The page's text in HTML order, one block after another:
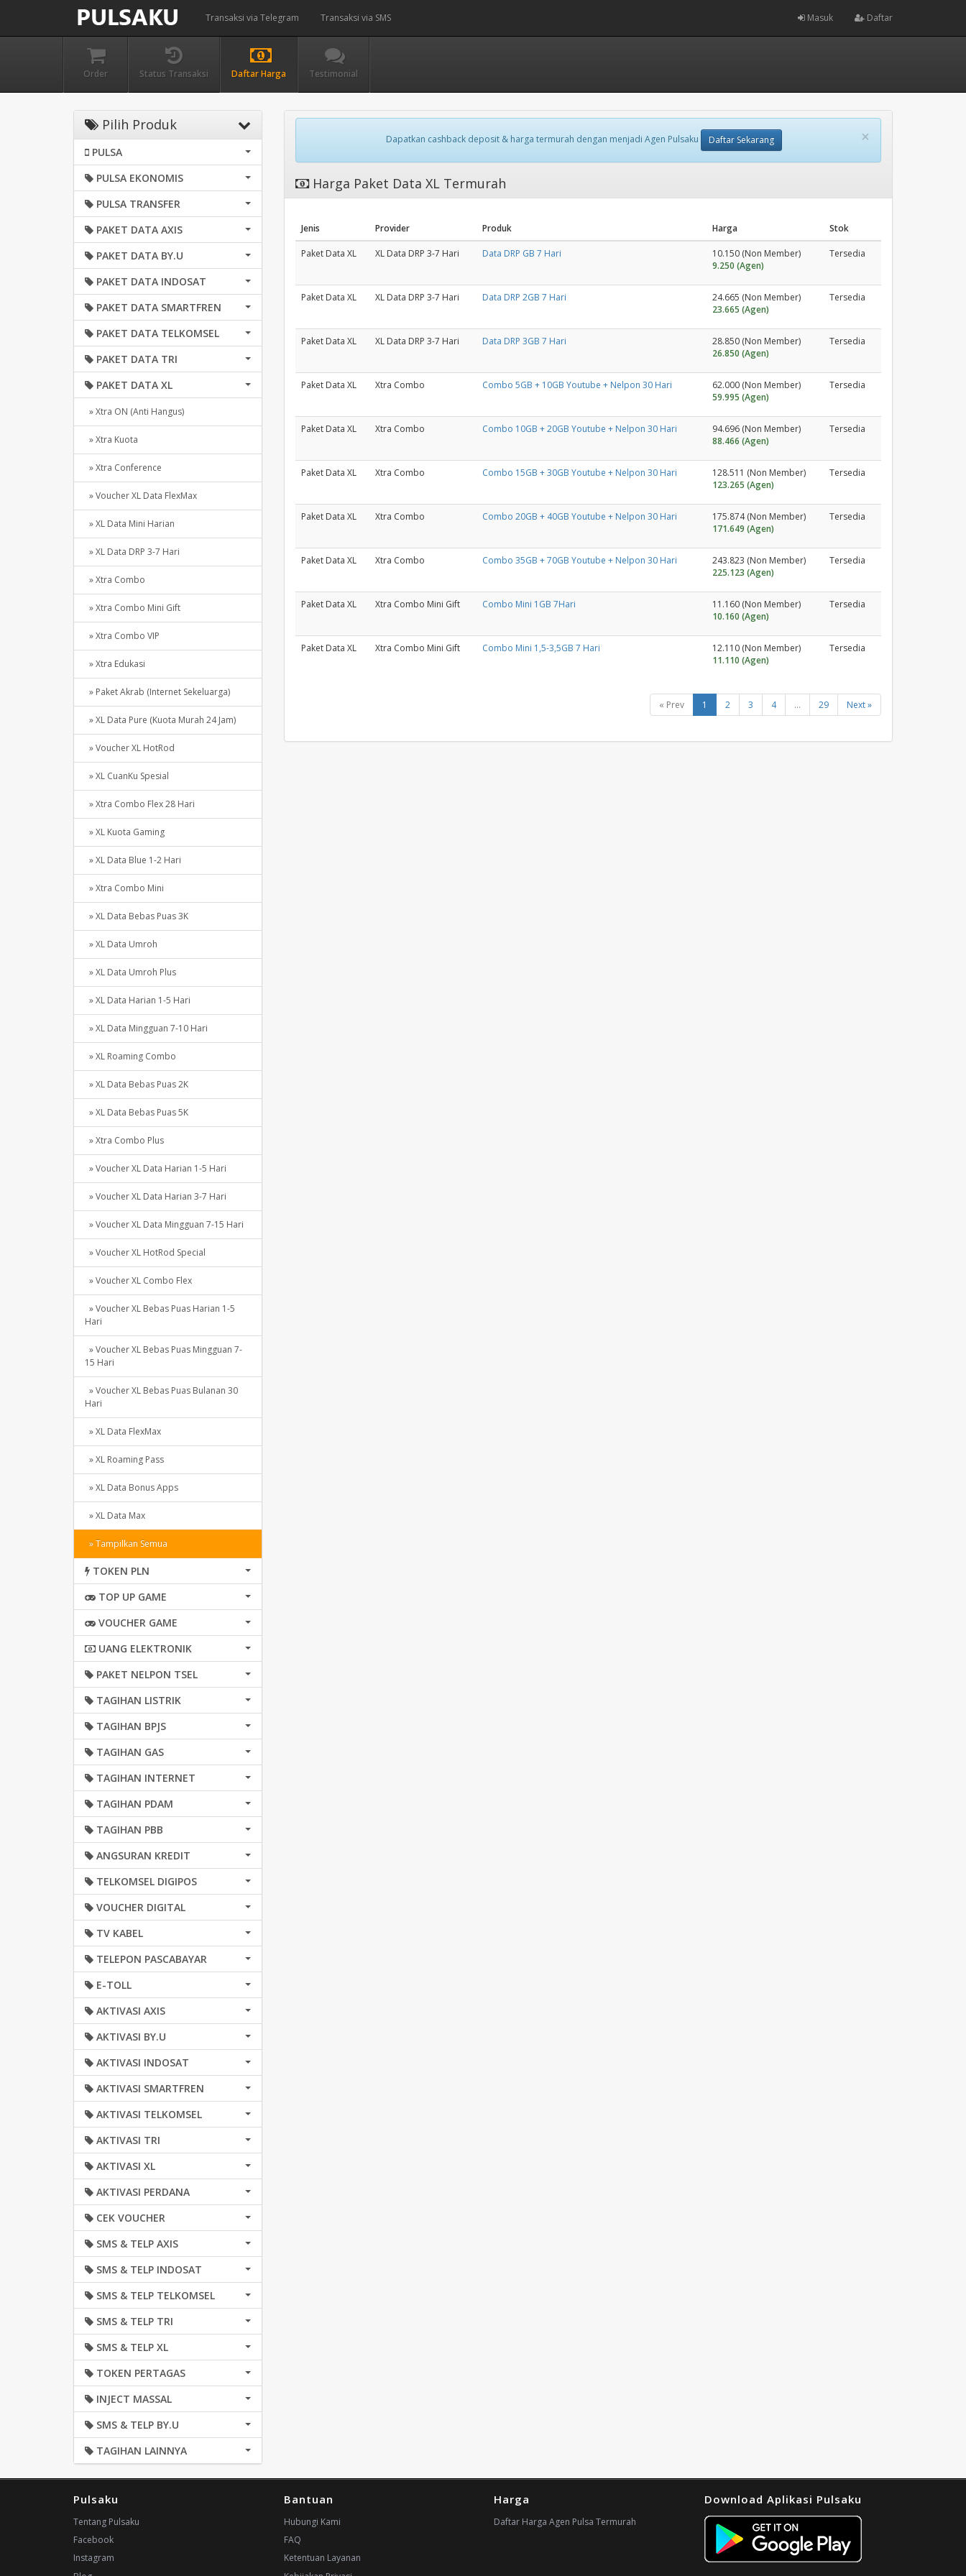
Transaksi via Telegram Transaksi via SMS Masuk Daftar
Order Status Transaksi Daftar Harga Testimonial
Pilih Produk
PULSA
PULSA EKONOMIS
PULSA TRANSFER
PAKET DATA AXIS
PAKET DATA BY.U
PAKET DATA INDOSAT
PAKET DATA SMARTFREN
PAKET DATA TELKOMSEL
PAKET DATA TRI
PAKET DATA XL
» Xtra ON (Anti Hangus)
» Xtra Kuota
» Xtra Conference
» Voucher XL Data FlexMax
» XL Data Mini Harian
» XL Data DRP 3-7 Hari
» Xtra Combo
» Xtra Combo Mini Gift
» Xtra Combo VIP
» Xtra Edukasi
» Paket Akrab (Internet Sekeluarga)
» XL Data Pure (Kuota Murah 24 Jam)
» Voucher XL HotRod
» XL CuanKu Spesial
» Xtra Combo Flex 28 Hari
» XL Kuota Gaming
» XL Data Blue 1-2 Hari
» Xtra Combo Mini
» XL Data Bebas Puas 3K
» XL Data Umroh
» XL Data Umroh Plus
» XL Data Harian 1-5 Hari
» XL Data Mingguan 7-10 Hari
» XL Roaming Combo
» XL Data Bebas Puas 2K
» XL Data Bebas Puas 5K
» Xtra Combo Plus
» Voucher XL Data Harian 1-5 Hari
» Voucher XL Data Harian 3-7 Hari
» Voucher XL Data Mingguan 7-15 Hari
» Voucher XL HotRod Special
» Voucher XL Combo Flex
» Voucher XL Bebas Puas Harian 1-5
Hari
» Voucher XL Bebas Puas Mingguan 7-
15 Hari
» Voucher XL Bebas Puas Bulanan 30
Hari
» XL Data FlexMax
» XL Roaming Pass
» XL Data Bonus Apps
» XL Data Max
» Tampilkan Semua
TOKEN PLN
TOP UP GAME
VOUCHER GAME
UANG ELEKTRONIK
PAKET NELPON TSEL
TAGIHAN LISTRIK
TAGIHAN BPJS
TAGIHAN GAS
TAGIHAN INTERNET
TAGIHAN PDAM
TAGIHAN PBB
ANGSURAN KREDIT
TELKOMSEL DIGIPOS
VOUCHER DIGITAL
TV KABEL
TELEPON PASCABAYAR
E-TOLL
AKTIVASI AXIS
AKTIVASI BY.U
AKTIVASI INDOSAT
AKTIVASI SMARTFREN
AKTIVASI TELKOMSEL
AKTIVASI TRI
AKTIVASI XL
AKTIVASI PERDANA
CEK VOUCHER
SMS & TELP AXIS
SMS & TELP INDOSAT
SMS & TELP TELKOMSEL
SMS & TELP TRI
SMS & TELP XL
TOKEN PERTAGAS
INJECT MASSAL
SMS & TELP BY.U
TAGIHAN LAINNYA
×
Dapatkan cashback deposit & harga termurah dengan menjadi Agen Pulsaku Daftar Sekarang
Harga Paket Data XL Termurah
Jenis Provider Produk Harga Stok
Paket Data XL XL Data DRP 3-7 Hari Data DRP GB 7 Hari
10.150 (Non Member)
9.250 (Agen)
Tersedia
Paket Data XL XL Data DRP 3-7 Hari Data DRP 2GB 7 Hari
24.665 (Non Member)
23.665 (Agen)
Tersedia
Paket Data XL XL Data DRP 3-7 Hari Data DRP 3GB 7 Hari
28.850 (Non Member)
26.850 (Agen)
Tersedia
Paket Data XL Xtra Combo Combo 5GB + 10GB Youtube + Nelpon 30 Hari
62.000 (Non Member)
59.995 (Agen)
Tersedia
Paket Data XL Xtra Combo Combo 10GB + 20GB Youtube + Nelpon 30 Hari
94.696 (Non Member)
88.466 (Agen)
Tersedia
Paket Data XL Xtra Combo Combo 15GB + 30GB Youtube + Nelpon 30 Hari
128.511 (Non Member)
123.265 (Agen)
Tersedia
Paket Data XL Xtra Combo Combo 20GB + 40GB Youtube + Nelpon 30 Hari
175.874 (Non Member)
171.649 (Agen)
Tersedia
Paket Data XL Xtra Combo Combo 35GB + 70GB Youtube + Nelpon 30 Hari
243.823 (Non Member)
225.123 (Agen)
Tersedia
Paket Data XL Xtra Combo Mini Gift Combo Mini 1GB 7Hari
11.160 (Non Member)
10.160 (Agen)
Tersedia
Paket Data XL Xtra Combo Mini Gift Combo Mini 1,5-3,5GB 7 Hari
12.110 (Non Member)
11.110 (Agen)
Tersedia
« Prev 1 2 3 4 ... 29 Next »
Pulsaku
Tentang Pulsaku
Facebook
Instagram
Bantuan
Hubungi Kami
FAQ
Ketentuan Layanan
Harga
Daftar Harga Agen Pulsa Termurah
Download Aplikasi Pulsaku